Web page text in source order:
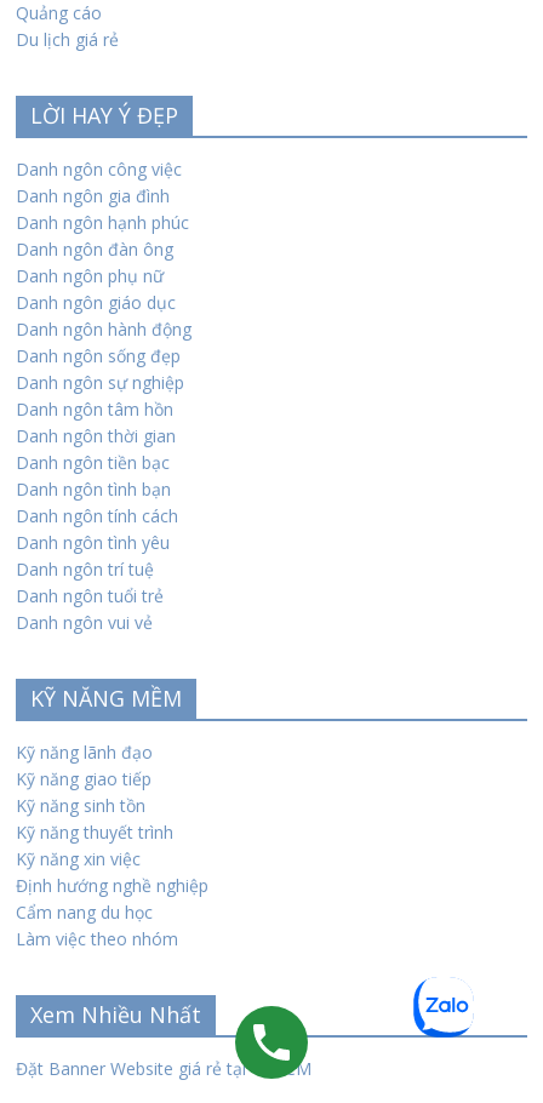
Quảng cáo
Du lịch giá rẻ
LỜI HAY Ý ĐẸP
Danh ngôn công việc
Danh ngôn gia đình
Danh ngôn hạnh phúc
Danh ngôn đàn ông
Danh ngôn phụ nữ
Danh ngôn giáo dục
Danh ngôn hành động
Danh ngôn sống đẹp
Danh ngôn sự nghiệp
Danh ngôn tâm hồn
Danh ngôn thời gian
Danh ngôn tiền bạc
Danh ngôn tình bạn
Danh ngôn tính cách
Danh ngôn tình yêu
Danh ngôn trí tuệ
Danh ngôn tuổi trẻ
Danh ngôn vui vẻ
KỸ NĂNG MỀM
Kỹ năng lãnh đạo
Kỹ năng giao tiếp
Kỹ năng sinh tồn
Kỹ năng thuyết trình
Kỹ năng xin việc
Định hướng nghề nghiệp
Cẩm nang du học
Làm việc theo nhóm
Xem Nhiều Nhất
Đặt Banner Website giá rẻ tại TPHCM